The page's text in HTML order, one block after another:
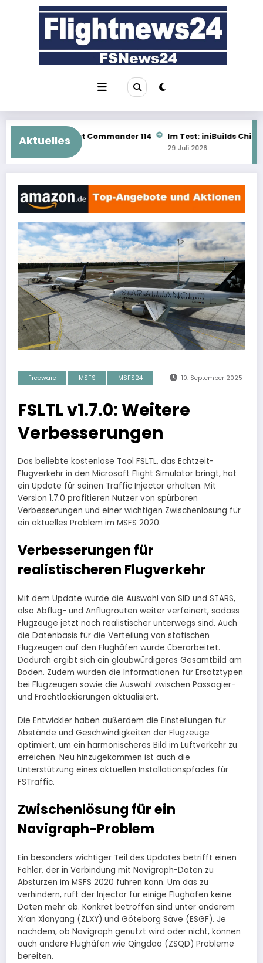
Aktuelles
114 Im Test: iniBuilds Chicago O’Hare für den
29. Juli 2026
Freeware MSFS MSFS24 10. September 2025
FSLTL v1.7.0: Weitere
Verbesserungen
Das beliebte kostenlose Tool FSLTL, das Echtzeit-
Flugverkehr in den Microsoft Flight Simulator bringt, hat
ein Update für seinen Traffic Injector erhalten. Mit
Version 1.7.0 profitieren Nutzer von spürbaren
Verbesserungen und einer wichtigen Zwischenlösung für
ein aktuelles Problem im MSFS 2020.
Verbesserungen für
realistischeren Flugverkehr
Mit dem Update wurde die Auswahl von SID und STARS,
also Abflug- und Anflugrouten weiter verfeinert, sodass
Flugzeuge jetzt noch realistischer unterwegs sind. Auch
die Datenbasis für die Verteilung von statischen
Flugzeugen auf den Flughäfen wurde überarbeitet.
Dadurch ergibt sich ein glaubwürdigeres Gesamtbild am
Boden. Zudem wurden die Informationen für Ersatztypen
bei Flugzeugen sowie die Auswahl zwischen Passagier-
und Frachtlackierungen aktualisiert.
Die Entwickler haben außerdem die Einstellungen für
Abstände und Geschwindigkeiten der Flugzeuge
optimiert, um ein harmonischeres Bild im Luftverkehr zu
erreichen. Neu hinzugekommen ist auch die
Unterstützung eines aktuellen Installationspfades für
FSTraffic.
Zwischenlösung für ein
Navigraph-Problem
Ein besonders wichtiger Teil des Updates betrifft einen
Fehler, der in Verbindung mit Navigraph-Daten zu
Abstürzen im MSFS 2020 führen kann. Um das zu
verhindern, ruft der Injector für einige Flughäfen keine
Daten mehr ab. Konkret betroffen sind unter anderem
Xi’an Xianyang (ZLXY) und Göteborg Säve (ESGF). Je
nachdem, ob Navigraph genutzt wird oder nicht, können
auch andere Flughäfen wie Qingdao (ZSQD) Probleme
bereiten.